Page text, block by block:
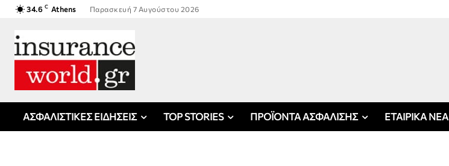
34.6 C Athens Παρασκευή 7 Αυγούστου 2026
ΑΣΦΑΛΙΣΤΙΚΕΣ ΕΙΔΗΣΕΙΣ TOP STORIES ΠΡΟΪΟΝΤΑ ΑΣΦΑΛΙΣΗΣ ΕΤΑΙΡΙΚΑ ΝΕΑ